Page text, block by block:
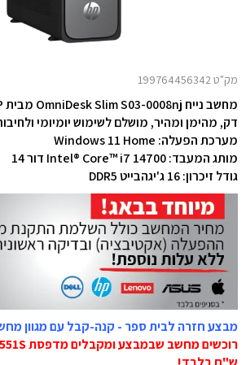
מק"ט 199764456342
מחשב נייח OmniDesk Slim S03-0008nj מבית HP
דק, מהימן ומהיר, מושלם לשימוש יומיומי
מערכת הפעלה: Windows 11 Home
מותג המעבד: Intel® Core™ i7 14700 דור 14
גודל זיכרון: 16 ג'יגהבייט DDR5
מבצע חזרה לבית ספר - קנה-קבל עם מגוון